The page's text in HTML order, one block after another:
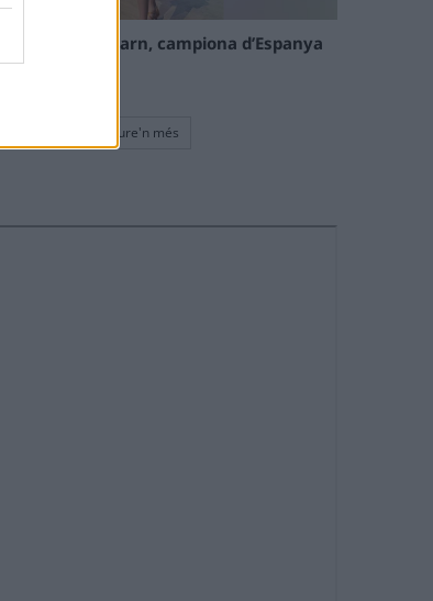
Cinta Talarn, campiona d’Espanya
solo júnior
Veure'n més